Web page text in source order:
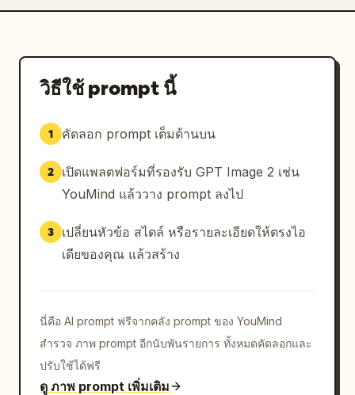
วิธีใช้ prompt นี้
1 คัดลอก prompt เต็มด้านบน
2
เปิดแพลตฟอร์มที่รองรับ GPT Image 2 เช่น
YouMind แล้ววาง prompt ลงไป
3
เปลี่ยนหัวข้อ สไตล์ หรือรายละเอียดให้ตรงไอ
เดียของคุณ แล้วสร้าง
นี่คือ AI prompt ฟรีจากคลัง prompt ของ YouMind
สำรวจ ภาพ prompt อีกนับพันรายการ ทั้งหมดคัดลอกและ
ปรับใช้ได้ฟรี
ดู ภาพ prompt เพิ่มเติม